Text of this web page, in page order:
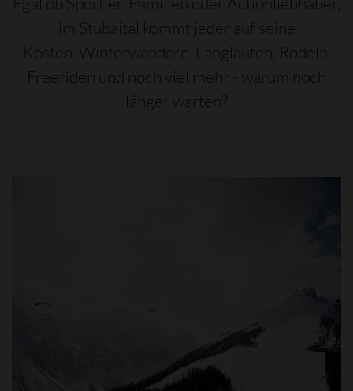
im Stubaital kommt jeder auf seine
Kosten. Winterwandern, Langlaufen, Rodeln,
Freeriden und noch viel mehr - warum noch
länger warten?